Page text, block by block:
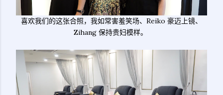
喜欢我们的这张合照，我如常害羞笑场、Reiko 豪迈上镜、
Zihang 保持贵妇模样。